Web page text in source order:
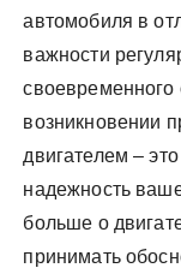
автомобиля в
важности
возникновении
двигателем –
надежность
больше о
принимать